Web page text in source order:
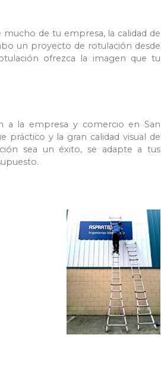
de tu empresa, la calidad de
un proyecto de rotulación desde
ofrezca la imagen que tu
a la empresa y comercio en San
práctico y la gran calidad visual de
sea un éxito, se adapte a tus